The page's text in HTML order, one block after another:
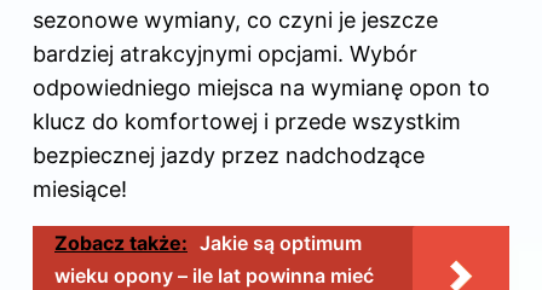
sezonowe wymiany, co czyni je jeszcze
bardziej atrakcyjnymi opcjami. Wybór
odpowiedniego miejsca na wymianę opon to
klucz do komfortowej i przede wszystkim
bezpiecznej jazdy przez nadchodzące
miesiące!
Zobacz także: Jakie są optimum
wieku opony – ile lat powinna mieć